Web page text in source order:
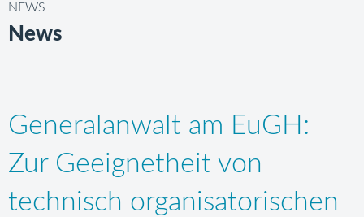
NEWS
News
Generalanwalt am EuGH:
Zur Geeignetheit von
technisch organisatorischen